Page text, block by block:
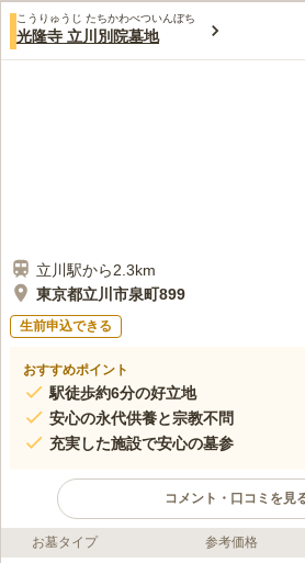
こうりゅうじ たちかわべついんぼち
光隆寺 立川別院墓地
立川駅から2.3km
東京都立川市泉町899
生前申込できる
おすすめポイント
駅徒歩約6分の好立地
安心の永代供養と宗教不問
充実した施設で安心の墓参
コメント・口コミを見
ライフドット編集部のコメント
お墓タイプ 参考価格